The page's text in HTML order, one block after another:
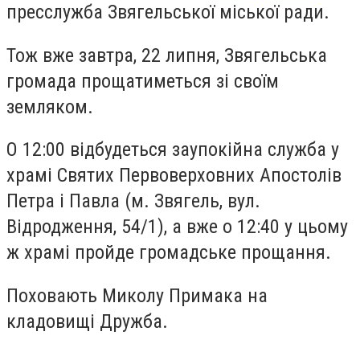
пресслужба Звягельської міської ради.
Тож вже завтра, 22 липня, Звягельська
громада прощатиметься зі своїм
земляком.
О 12:00 відбудеться заупокійна служба у
храмі Святих Первоверховних Апостолів
Петра і Павла (м. Звягель, вул.
Відродження, 54/1), а вже о 12:40 у цьому
ж храмі пройде громадське прощання.
Поховають Миколу Примака на
кладовищі Дружба.